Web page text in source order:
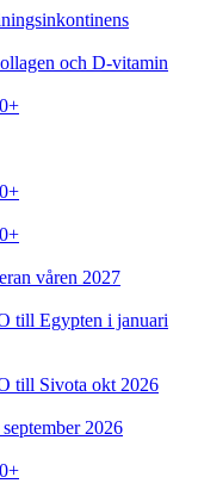
och D-vitamin
våren 2027
till Egypten i januari
till Sivota okt 2026
2026